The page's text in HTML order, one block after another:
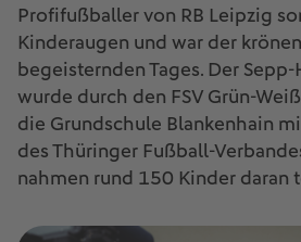
Profifußballer von RB Leipzig
Kinderaugen und war der
begeisternden Tages. Der Sepp-
wurde durch den FSV Grün-
die Grundschule Blankenhain
des Thüringer Fußball-
nahmen rund 150 Kinder daran